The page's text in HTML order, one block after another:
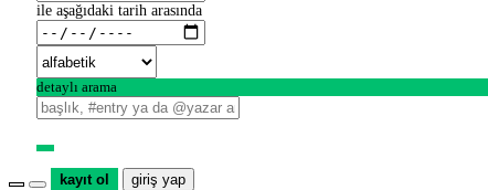
ile aşağıdaki tarih arasında
detaylı arama
kayıt ol
giriş yap